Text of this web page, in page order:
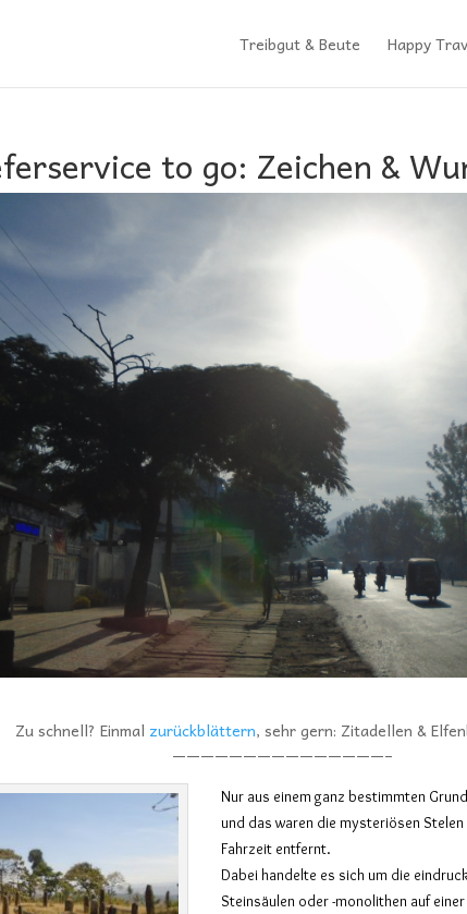
Treibgut & Beute Happy
to go: Zeichen &
Zu schnell? Einmal zurückblättern, sehr gern: Zitadellen &
———————————————–
Nur aus einem ganz bestimmten
und das waren die mysteriösen
Fahrzeit entfernt.
Dabei handelte es sich um die
Steinsäulen oder -monolithen auf